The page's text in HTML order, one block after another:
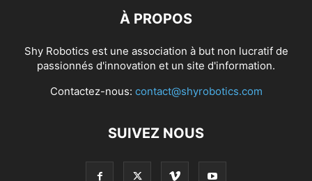
À PROPOS
Shy Robotics est une association à but non lucratif de
passionnés d'innovation et un site d'information.
Contactez-nous: contact@shyrobotics.com
SUIVEZ NOUS